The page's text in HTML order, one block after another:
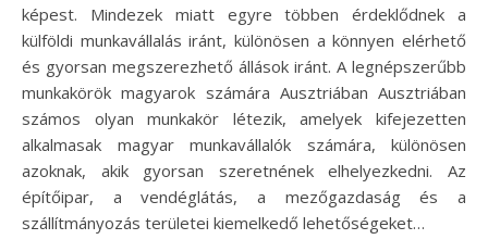
képest. Mindezek miatt egyre többen érdeklődnek a
külföldi munkavállalás iránt, különösen a könnyen elérhető
és gyorsan megszerezhető állások iránt. A legnépszerűbb
munkakörök magyarok számára Ausztriában Ausztriában
számos olyan munkakör létezik, amelyek kifejezetten
alkalmasak magyar munkavállalók számára, különösen
azoknak, akik gyorsan szeretnének elhelyezkedni. Az
építőipar, a vendéglátás, a mezőgazdaság és a
szállítmányozás területei kiemelkedő lehetőségeket…